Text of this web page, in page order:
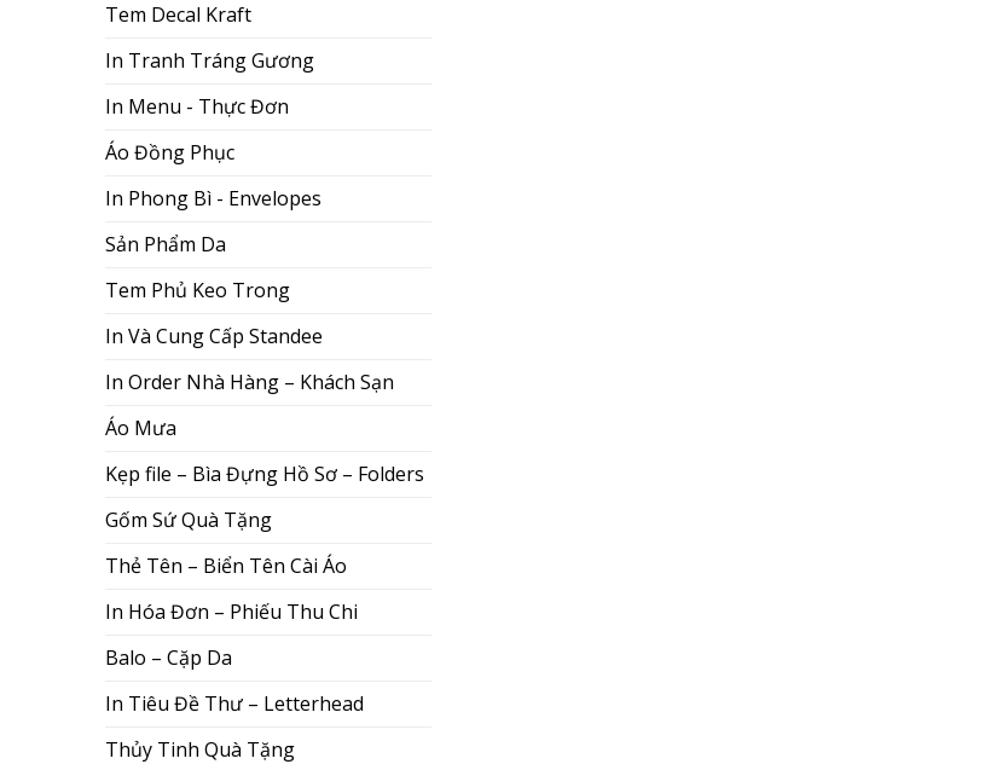
Tem Decal Kraft
In Tranh Tráng Gương
In Menu - Thực Đơn
Áo Đồng Phục
In Phong Bì - Envelopes
Sản Phẩm Da
Tem Phủ Keo Trong
In Và Cung Cấp Standee
In Order Nhà Hàng – Khách Sạn
Áo Mưa
Kẹp file – Bìa Đựng Hồ Sơ – Folders
Gốm Sứ Quà Tặng
Thẻ Tên – Biển Tên Cài Áo
In Hóa Đơn – Phiếu Thu Chi
Balo – Cặp Da
In Tiêu Đề Thư – Letterhead
Thủy Tinh Quà Tặng